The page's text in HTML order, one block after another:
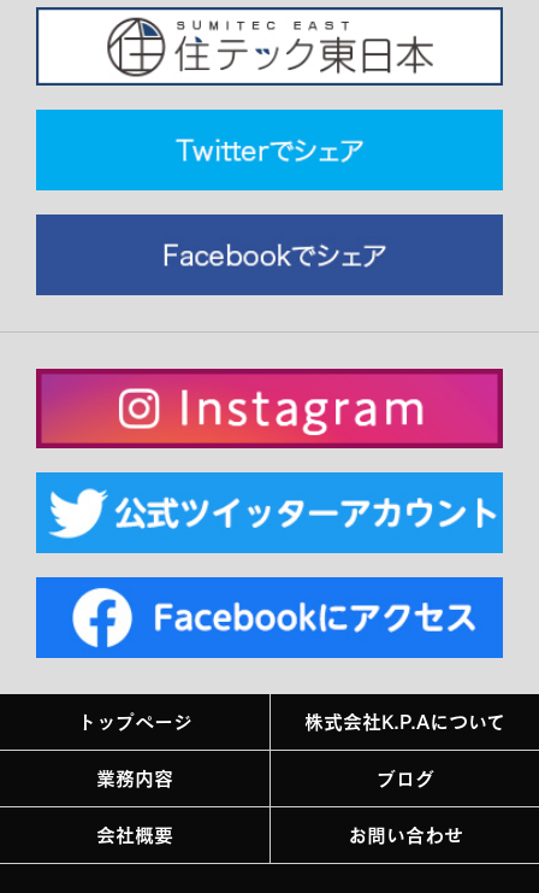
トップページ 株式会社K.P.Aについて
業務内容 ブログ
会社概要 お問い合わせ